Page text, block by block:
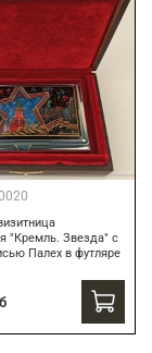
"Кремль. Звезда" с
Палех в футляре